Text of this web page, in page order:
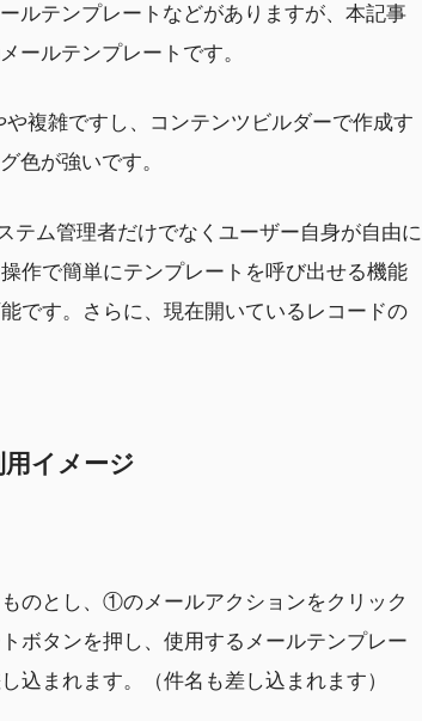
ルテンプレートなどがありますが、本記事
ールテンプレートです。
複雑ですし、コンテンツビルダーで作成す
色が強いです。
テム管理者だけでなくユーザー自身が自由に
作で簡単にテンプレートを呼び出せる機能
です。さらに、現在開いているレコードの
イメージ
のとし、①のメールアクションをクリック
ボタンを押し、使用するメールテンプレー
込まれます。（件名も差し込まれます）